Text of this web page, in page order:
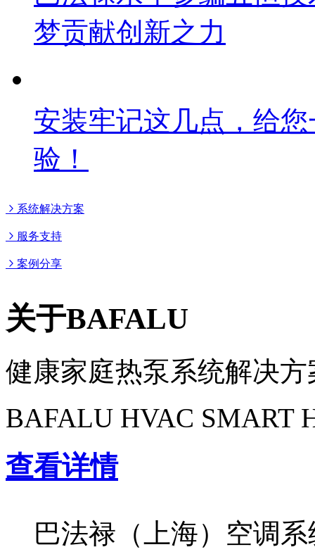
梦贡献创新之力
安装牢记这几点，给
验！
系统解决方案
服务支持
案例分享
关于BAFALU
健康家庭热泵系统解决方
BAFALU HVAC SMART
查看详情
巴法禄（上海）空调